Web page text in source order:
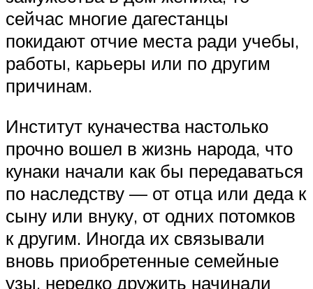
сейчас многие дагестанцы
покидают отчие места ради учебы,
работы, карьеры или по другим
причинам.
Институт куначества настолько
прочно вошел в жизнь народа, что
кунаки начали как бы передаваться
по наследству — от отца или деда к
сыну или внуку, от одних потомков
к другим. Иногда их связывали
вновь приобретенные семейные
узы, нередко дружить начинали